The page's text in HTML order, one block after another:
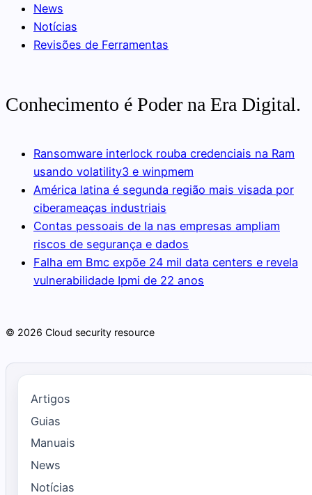
News
Notícias
Revisões de Ferramentas
Conhecimento é Poder na Era Digital.
Ransomware interlock rouba credenciais na Ram
usando volatility3 e winpmem
América latina é segunda região mais visada por
ciberameaças industriais
Contas pessoais de Ia nas empresas ampliam
riscos de segurança e dados
Falha em Bmc expõe 24 mil data centers e revela
vulnerabilidade Ipmi de 22 anos
© 2026 Cloud security resource
Artigos
Guias
Manuais
News
Notícias